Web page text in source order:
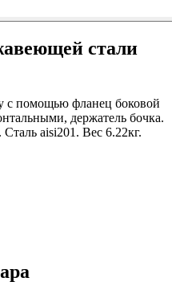
стали
с помощью фланец боковой
держатель бочка.
aisi201. Вес 6.22кг.